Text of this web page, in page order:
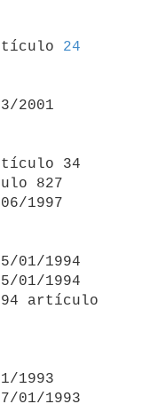
24
2001
34
827
1997
01/1994
01/1994
1993
01/1993